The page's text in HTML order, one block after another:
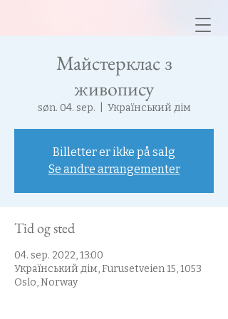
Майстерклас з
живопису
søn. 04. sep. Український дім
Billetter er ikke på salg
Se andre arrangementer
Tid og sted
04. sep. 2022, 13:00
Український дім, Furusetveien 15, 1053
Oslo, Norway